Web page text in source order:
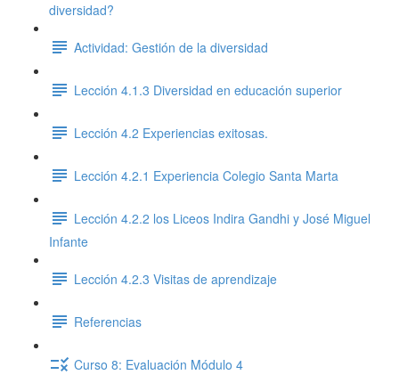
diversidad?
Actividad: Gestión de la diversidad
Lección 4.1.3 Diversidad en educación superior
Lección 4.2 Experiencias exitosas.
Lección 4.2.1 Experiencia Colegio Santa Marta
Lección 4.2.2 los Liceos Indira Gandhi y José Miguel
Infante
Lección 4.2.3 Visitas de aprendizaje
Referencias
Curso 8: Evaluación Módulo 4